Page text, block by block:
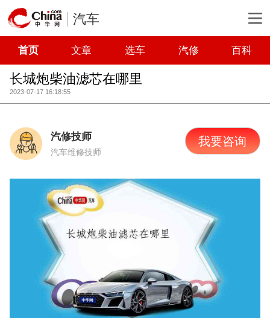
汽车
首页 文章 选车 汽修 百科
长城炮柴油滤芯在哪里
2023-07-17 16:18:55
汽修技师
汽车维修技师
我要咨询